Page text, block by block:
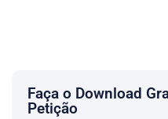
Faça o Download
Petição